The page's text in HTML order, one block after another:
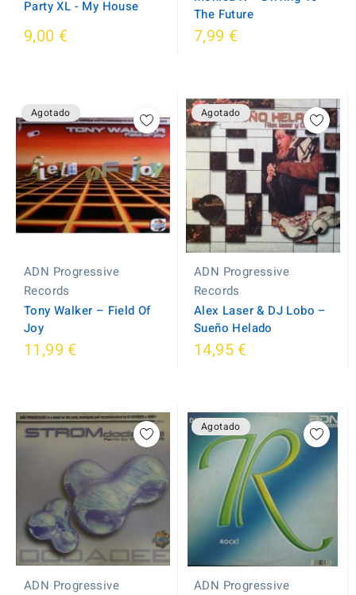
Party XL ‎- My House
9,00 €
The Future
7,99 €
Agotado
ADN Progressive
Records
Tony Walker ‎– Field Of
Joy
11,99 €
Agotado
ADN Progressive
Records
Alex Laser & DJ Lobo ‎–
Sueño Helado
14,95 €
ADN Progressive
Agotado
ADN Progressive